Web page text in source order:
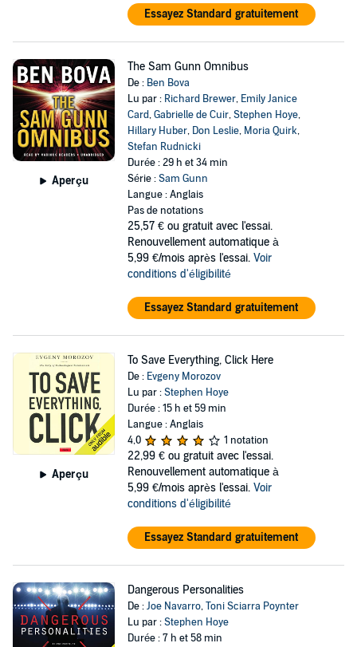
Essayez Standard gratuitement
Aperçu
The Sam Gunn Omnibus
De : Ben Bova
Lu par : Richard Brewer, Emily Janice
Card,Gabrielle de Cuir,Stephen Hoye,
Hillary Huber, Don Leslie, Moria Quirk,
Stefan Rudnicki
Durée : 29 h et 34 min
Série :Sam Gunn
Langue : Anglais
Pas de notations
25,57 € ou gratuit avec l'essai.
Renouvellement automatique à
5,99 €/mois après l'essai. Voir
conditions d'éligibilité
Essayez Standard gratuitement
Aperçu
To Save Everything, Click Here
De : Evgeny Morozov
Lu par :Stephen Hoye
Durée : 15 h et 59 min
Langue : Anglais
4,0
1 notation
22,99 € ou gratuit avec l'essai.
Renouvellement automatique à
5,99 €/mois après l'essai. Voir
conditions d'éligibilité
Essayez Standard gratuitement
Dangerous Personalities
De :Joe Navarro,Toni Sciarra Poynter
Lu par :Stephen Hoye
Durée : 7 h et 58 min